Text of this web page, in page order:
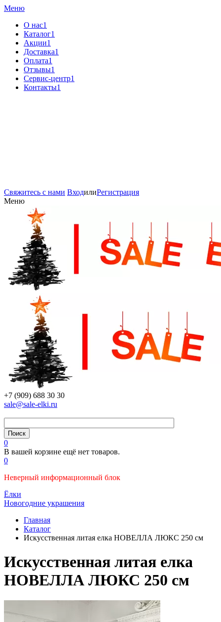
Меню
О нас1
Каталог1
Акции1
Доставка1
Оплата1
Отзывы1
Сервис-центр1
Контакты1
Свяжитесь с нами ВходилиРегистрация
Меню
+7 (909) 688 30 30
sale@sale-elki.ru
0
В вашей корзине ещё нет товаров.
0
Неверный информационный блок
Ёлки
Новогодние украшения
Главная
Каталог
Искусственная литая елка НОВЕЛЛА ЛЮКС 250 см
Искусственная литая елка
НОВЕЛЛА ЛЮКС 250 см